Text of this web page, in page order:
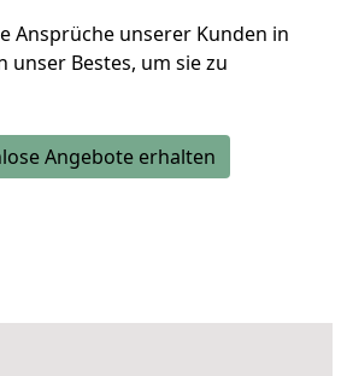
Ansprüche unserer Kunden in
unser Bestes, um sie zu
Angebote erhalten